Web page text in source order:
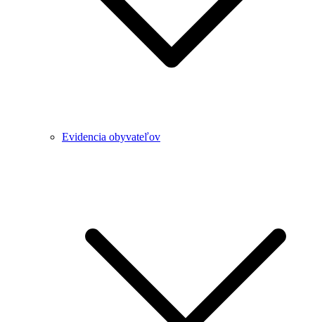
Evidencia obyvateľov